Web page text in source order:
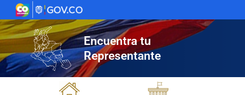
al
contenido
Encuentra tu
Representante